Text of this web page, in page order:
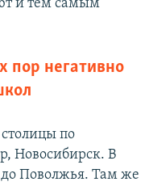
и тем самым
пор негативно
по
Новосибирск. В
Поволжья. Там же